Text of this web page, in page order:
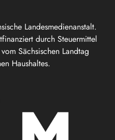
Landesmedienanstalt.
durch Steuermittel
Sächsischen Landtag
Haushaltes.